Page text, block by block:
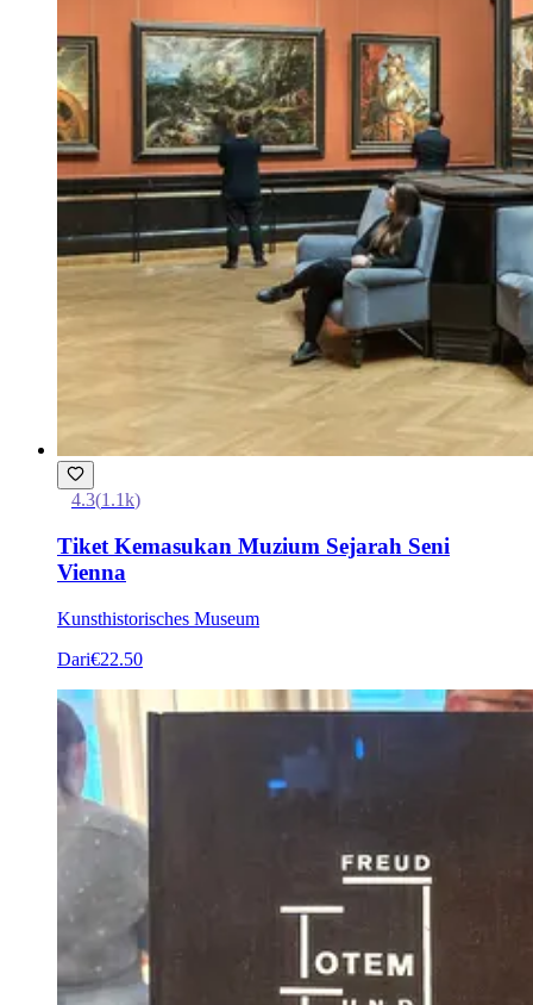
4.3(1.1k)
Tiket Kemasukan Muzium Sejarah Seni
Vienna
Kunsthistorisches Museum
Dari€22.50